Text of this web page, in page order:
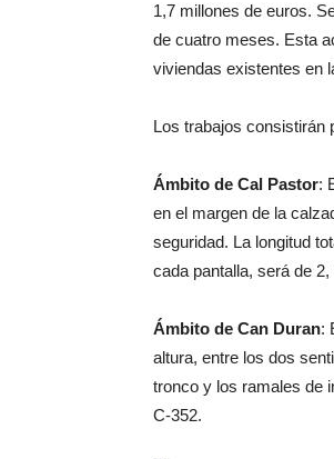
1,7 millones de euros.
de cuatro meses. Esta
viviendas existentes en
Los trabajos consistirán
Ámbito de Cal Pastor:
en el margen de la
seguridad. La longitud
cada pantalla, será de
Ámbito de Can Duran:
altura, entre los dos
tronco y los ramales de
C-352.